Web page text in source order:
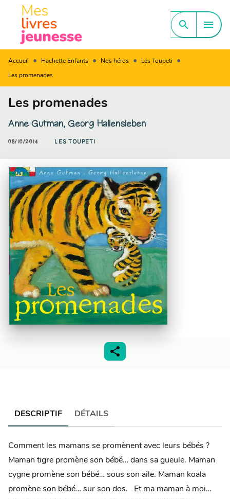
MENU CONTENU
PIED DE PAGE
search menu
Accueil • Hachette Enfants • Nos héros • Les Toupeti •
Les promenades
Les promenades
Anne Gutman, Georg Hallensleben
08/10/2014 LES TOUPETI
DESCRIPTIF DÉTAILS
Comment les mamans se promènent avec leurs bébés ?
Maman tigre promène son bébé… dans sa gueule. Maman
cygne promène son bébé… sous son aile. Maman koala
promène son bébé… sur son dos. Et ma maman à moi…